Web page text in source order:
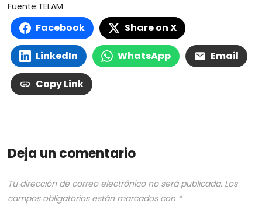
Fuente:TELAM
Facebook Share on X
LinkedIn WhatsApp Email
Copy Link
Deja un comentario
Tu dirección de correo electrónico no será publicada. Los
campos obligatorios están marcados con *